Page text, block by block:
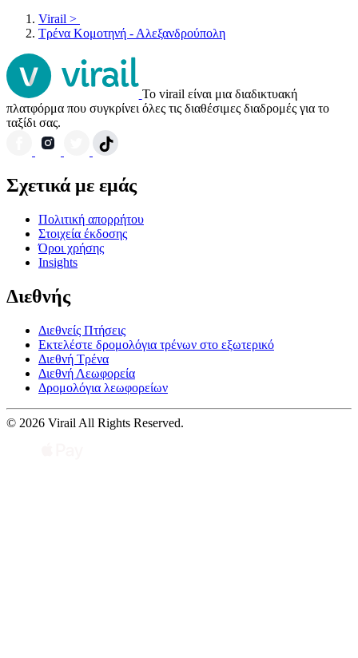
Virail >
Τρένα Κομοτηνή - Αλεξανδρούπολη
Το virail είναι μια διαδικτυακή
πλατφόρμα που συγκρίνει όλες τις διαθέσιμες διαδρομές για το
ταξίδι σας.
Σχετικά με εμάς
Πολιτική απορρήτου
Στοιχεία έκδοσης
Όροι χρήσης
Insights
Διεθνής
Διεθνείς Πτήσεις
Εκτελέστε δρομολόγια τρένων στο εξωτερικό
Διεθνή Τρένα
Διεθνή Λεωφορεία
Δρομολόγια λεωφορείων
© 2026 Virail All Rights Reserved.